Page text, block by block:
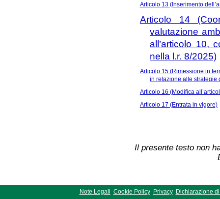
Articolo 13 (Inserimento
Articolo 14
valutazione
all’articolo 10,
nella l.r. 8/2025)
Articolo 15 (Rimessione in
in relazione alle strategie
Articolo 16 (Modifica
Articolo 17 (Entrata in vigore)
Il presente testo non
Note Legali Cookie Policy Privacy
Dichiarazione